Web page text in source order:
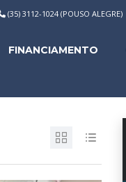
(35) 3112-1024 (POUSO ALEGRE)
FINANCIAMENTO